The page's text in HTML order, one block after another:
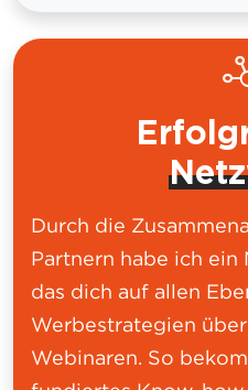
Durch die
Partnern habe ich
das dich auf allen
Werbestrategien
Webinaren. So